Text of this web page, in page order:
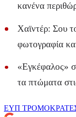
κανένα
Χαϊντέρ: Σου
φωτογραφία
«Εγκέφαλος»
τα πτώματα
ΕΥΠ